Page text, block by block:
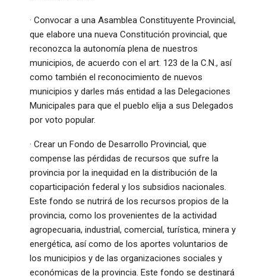
· Convocar a una Asamblea Constituyente Provincial,
que elabore una nueva Constitución provincial, que
reconozca la autonomía plena de nuestros
municipios, de acuerdo con el art. 123 de la C.N., así
como también el reconocimiento de nuevos
municipios y darles más entidad a las Delegaciones
Municipales para que el pueblo elija a sus Delegados
por voto popular.
· Crear un Fondo de Desarrollo Provincial, que
compense las pérdidas de recursos que sufre la
provincia por la inequidad en la distribución de la
coparticipación federal y los subsidios nacionales.
Este fondo se nutrirá de los recursos propios de la
provincia, como los provenientes de la actividad
agropecuaria, industrial, comercial, turística, minera y
energética, así como de los aportes voluntarios de
los municipios y de las organizaciones sociales y
económicas de la provincia. Este fondo se destinará